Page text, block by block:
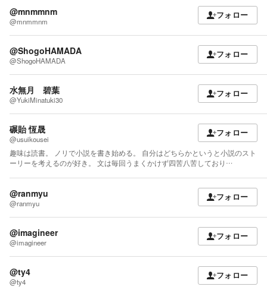
@mnmmnm
@mnmmnm
フォロー
@ShogoHAMADA
@ShogoHAMADA
フォロー
水無月 碧葉
@YukiMinatuki30
フォロー
碾貽 恆晟
@usuikousei
フォロー
趣味は読書。 ノリで小説を書き始める。 自分はどちらかというと小説のスト
ーリーを考えるのが好き。 文は毎回うまくかけず四苦八苦しており…
@ranmyu
@ranmyu
フォロー
@imagineer
@imagineer
フォロー
@ty4
@ty4
フォロー